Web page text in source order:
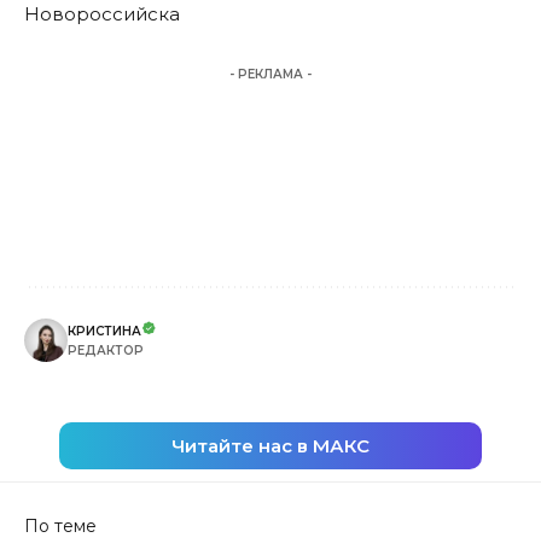
Новороссийска
- РЕКЛАМА -
КРИСТИНА
РЕДАКТОР
Читайте нас в МАКС
По теме